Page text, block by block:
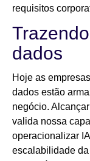
requisitos
dados
Hoje as
dados estão
negócio.
valida nossa
operacionalizar
escalabilidade